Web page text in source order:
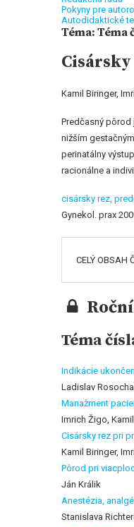
Pokyny pre
Autodidaktické
Téma: Téma
Kamil Biringer,
Predčasný
nižším
perinatálny
racionálne a
cisársky rez,
Gynekol. prax
CELÝ OBSAH
Téma
Indikácie
Ladislav
Manažment
Imrich Žigo,
Cisársky rez pri
Kamil Biringer,
Pôrod pri
Ján Králik
Anestézia,
Stanislava